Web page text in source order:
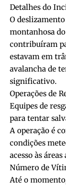
Detalhes do
O
montanhosa
contribuíram
estavam em
avalancha de
significativo.
Operações de
Equipes de
para tentar
A operação é
condições
acesso às áreas
Número de
Até o